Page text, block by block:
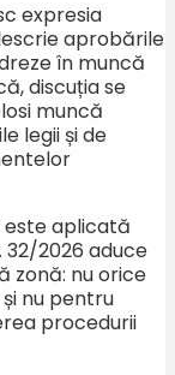
expresia
aprobările
în muncă
discuția se
muncă
legii și de
este aplicată
2026 aduce
zonă: nu orice
nu pentru
procedurii